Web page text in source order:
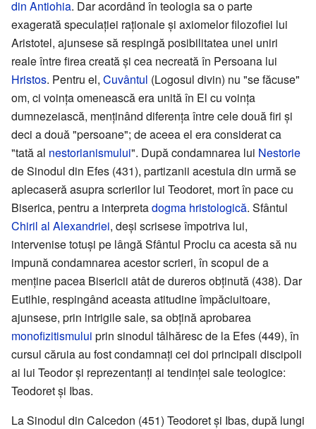
din Antiohia. Dar acordând în teologia sa o parte
exagerată speculației raționale și axiomelor filozofiei lui
Aristotel, ajunsese să respingă posibilitatea unei uniri
reale între firea creată și cea necreată în Persoana lui
Hristos. Pentru el, Cuvântul (Logosul divin) nu "se făcuse"
om, ci voința omenească era unită în El cu voința
dumnezeiască, menținând diferența între cele două firi și
deci a două "persoane"; de aceea el era considerat ca
"tată al nestorianismului". După condamnarea lui Nestorie
de Sinodul din Efes (431), partizanii acestuia din urmă se
aplecaseră asupra scrierilor lui Teodoret, mort în pace cu
Biserica, pentru a interpretadogma hristologică. Sfântul
Chiril al Alexandriei, deși scrisese împotriva lui,
intervenise totuși pe lângă Sfântul Proclu ca acesta să nu
impună condamnarea acestor scrieri, în scopul de a
menține pacea Bisericii atât de dureros obținută (438). Dar
Eutihie, respingând aceasta atitudine împăciuitoare,
ajunsese, prin intrigile sale, sa obțină aprobarea
monofizitismului prin sinodul tâlhăresc de la Efes (449), în
cursul căruia au fost condamnați cei doi principali discipoli
ai lui Teodor și reprezentanți ai tendinței sale teologice:
Teodoret și Ibas.
La Sinodul din Calcedon (451) Teodoret și Ibas, după lungi